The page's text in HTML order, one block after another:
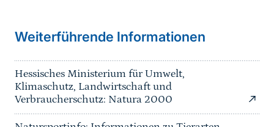
Weiterführende Informationen
Hessisches Ministerium für Umwelt,
Klimaschutz, Landwirtschaft und
Verbraucherschutz: Natura 2000